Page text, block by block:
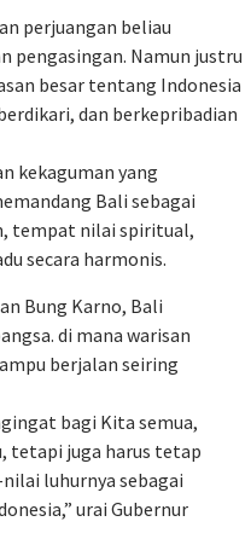
perjuangan beliau
pengasingan. Namun justru
besar tentang Indonesia
dan berkepribadian
kekaguman yang
Bali sebagai
tempat nilai spiritual,
secara harmonis.
Bung Karno, Bali
di mana warisan
berjalan seiring
bagi Kita semua,
tetapi juga harus tetap
luhurnya sebagai
urai Gubernur